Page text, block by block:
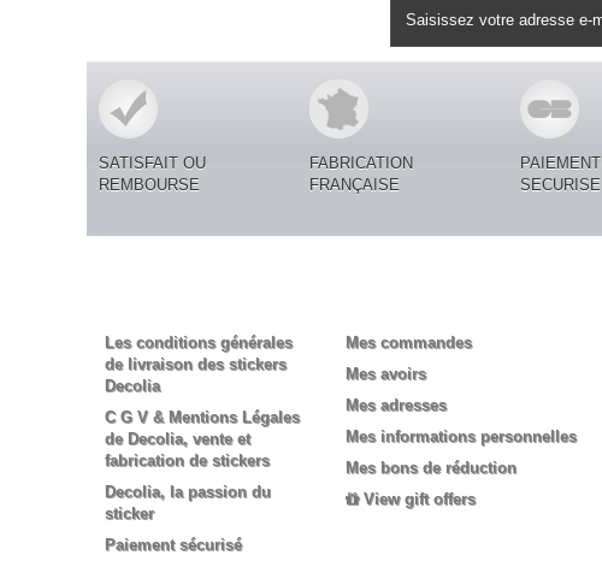
SATISFAIT OU
REMBOURSE
FABRICATION
FRANÇAISE
PAIEMENT
SECURISE
Les conditions générales
de livraison des stickers
Decolia
C G V & Mentions Légales
de Decolia, vente et
fabrication de stickers
Decolia, la passion du
sticker
Paiement sécurisé
Mes commandes
Mes avoirs
Mes adresses
Mes informations personnelles
Mes bons de réduction
View gift offers